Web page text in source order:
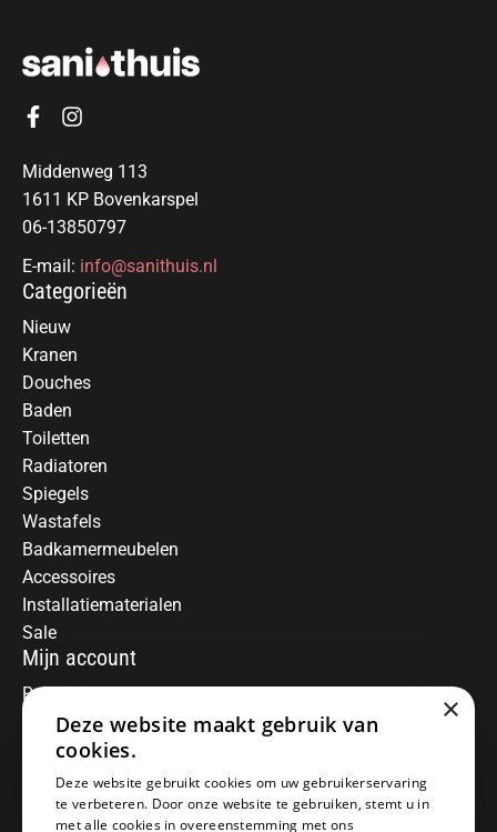
Middenweg 113
1611 KP Bovenkarspel
06-13850797
E-mail: info@sanithuis.nl
Categorieën
Nieuw
Kranen
Douches
Baden
Toiletten
Radiatoren
Spiegels
Wastafels
Badkamermeubelen
Accessoires
Installatiematerialen
Sale
Mijn account
Registreren
Mijn bestellingen
Informatie
Over ons
Algemene voorwaarden
×
Deze website maakt gebruik van
cookies.
Deze website gebruikt cookies om uw gebruikerservaring
te verbeteren. Door onze website te gebruiken, stemt u in
met alle cookies in overeenstemming met ons